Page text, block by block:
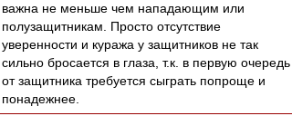
важна не меньше чем нападающим или
полузащитникам. Просто отсутствие
уверенности и куража у защитников не так
сильно бросается в глаза, т.к. в первую очередь
от защитника требуется сыграть попроще и
понадежнее.